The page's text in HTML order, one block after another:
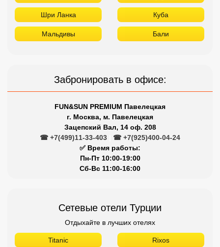
Шри Ланка Куба
Мальдивы Бали
Забронировать в офисе:
FUN&SUN PREMIUM Павелецкая
г. Москва, м. Павелецкая
Зацепский Вал, 14 оф. 208
☎ +7(499)11-33-403
☎ +7(925)400-04-24
✅ Время работы:
Пн-Пт 10:00-19:00
Сб-Вс 11:00-16:00
Сетевые отели Турции
Отдыхайте в лучших отелях
Titanic Rixos